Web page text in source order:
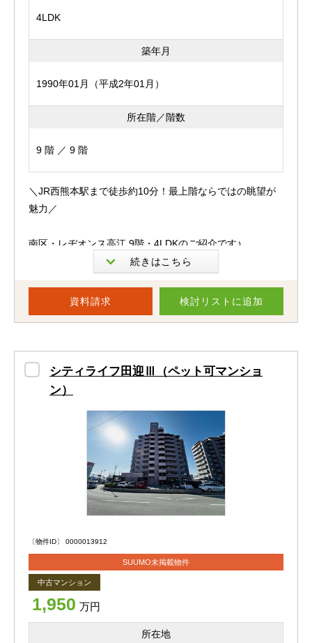
4LDK
築年月
1990年01月（平成2年01月）
所在階／階数
9 階 ／ 9 階
資料請求 検討リスト に追加
＼JR西熊本駅まで徒歩約10分！最上階ならではの眺望が
魅力／
南区・レヂオンス高江 9階・4LDKのご紹介です♪
南向きのお部屋で陽当たりも良く、バルコニーからは遠く
の山々まで見渡せる開放感あふれる眺望をお楽しみいただ
部屋数にゆとりがあるため、主寝室・子ども部屋・仕事部
屋など、ご家族のライフスタイルに合わせた使い分けが可
それぞれのプライベート空間をしっかり確保できます。
こちらの物件はオール電化マンション。
ガス基本料金がかからないため、毎月の光熱費を抑えやす
いのも嬉しいポイントです。
火を使わないため、小さなお子さまやペットのいるご家庭
も安心してお料理ができます♪
「これから自分好みに住まいをつくりたい」という方に
は、リフォームもおすすめ！
フローリングや壁紙など、部分的なリフォームだけでもお
シティライフ田迎Ⅲ（ペット可マンショ
ン）
〔物件ID〕 0000013912
SUUMO未掲載物件
中古マンション
1,950 万円
所在地